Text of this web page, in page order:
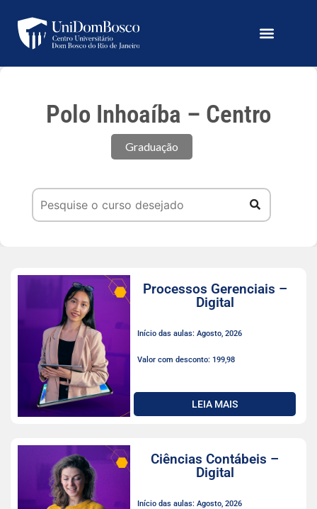
Polo Inhoaíba – Centro
Graduação
Processos Gerenciais –
Digital
Início das aulas: Agosto, 2026
Valor com desconto: 199,98
LEIA MAIS
Ciências Contábeis –
Digital
Início das aulas: Agosto, 2026